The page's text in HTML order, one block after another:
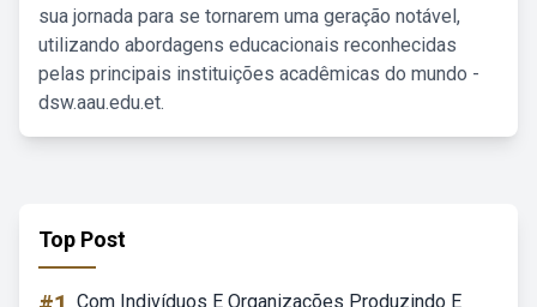
sua jornada para se tornarem uma geração notável,
utilizando abordagens educacionais reconhecidas
pelas principais instituições acadêmicas do mundo -
dsw.aau.edu.et.
Top Post
Com Indivíduos E Organizações Produzindo E